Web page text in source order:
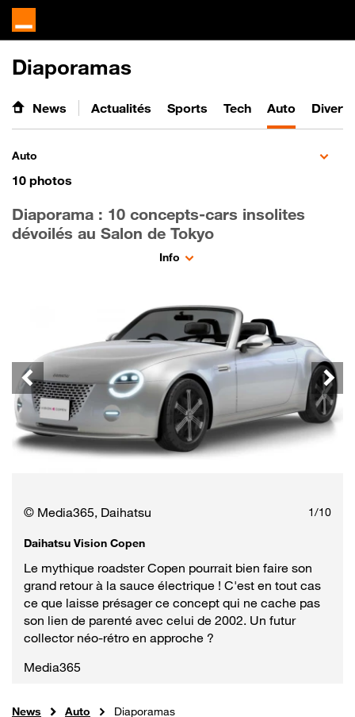
Diaporamas
News Actualités Sports Tech Auto
Auto
10 photos
Diaporama : 10 concepts-cars insolites
dévoilés au Salon de Tokyo
Info
© Media365, Daihatsu 1/10
Daihatsu Vision Copen
Le mythique roadster Copen pourrait bien faire son
grand retour à la sauce électrique ! C'est en tout cas
ce que laisse présager ce concept qui ne cache pas
son lien de parenté avec celui de 2002. Un futur
collector néo-rétro en approche ?
Media365
News Auto Diaporamas